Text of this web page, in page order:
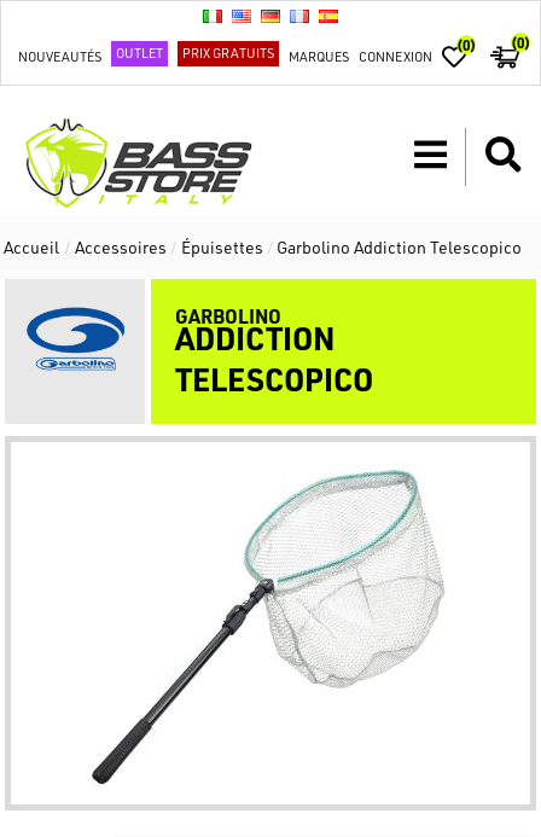
NOUVEAUTÉS OUTLET PRIX GRATUITS MARQUES CONNEXION
(0) (0)
Accueil / Accessoires / Épuisettes / Garbolino Addiction Telescopico
GARBOLINO
ADDICTION
TELESCOPICO